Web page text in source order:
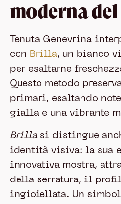
moderna del
Tenuta Genevrina
con Brilla, un bianco
per esaltarne
Questo metodo
primari, esaltando
gialla e una vibrante
Brilla si distingue
identità visiva: la sua
innovativa mostra,
della serratura, il
ingioiellata. Un